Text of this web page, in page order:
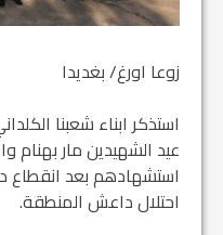
زوعا اورغ/ بغديدا
استذكر ابناء شعبنا
عيد الشهيدين مار
استشهادهم بعد
احتلال داعش المنطقة.